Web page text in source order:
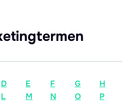
D E F G
H
L M N O P